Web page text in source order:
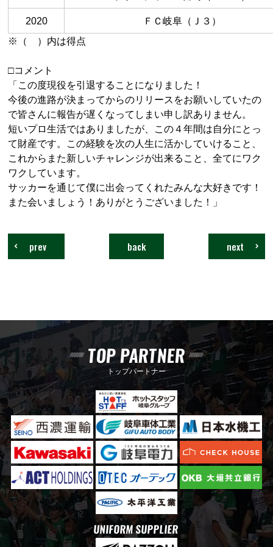
2020
ＦＣ岐阜（Ｊ３）
※（ ）内は得点
□コメント
「この度現役を引退することになりました！
今後の進路が決まってからのリリースをお願いしていたの
で皆さんに報告が遅くなってしまい申し訳ありません。
短いプロ生活ではありましたが、この４年間は自分にとっ
て財産です。この経験を次の人生に活かしていけること、
これからまた新しいチャレンジが出来ること、全てにワク
ワクしています。
サッカーを通じて僕に出会ってくれたみんな大好きです！
また会いましょう！ありがとうございました！」
next
back
prev
TOP PARTNER
トップパートナー
UNIFORM SUPPLIER